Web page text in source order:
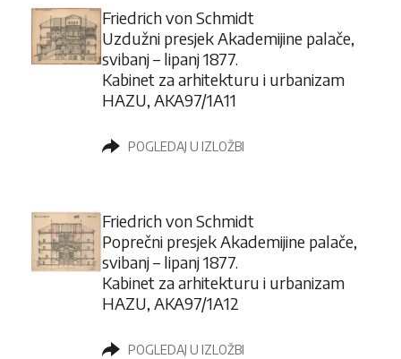
Friedrich von Schmidt
Uzdužni presjek Akademijine palače,
svibanj – lipanj 1877.
Kabinet za arhitekturu i urbanizam
HAZU, AKA97/1A11
POGLEDAJ U IZLOŽBI
Friedrich von Schmidt
Poprečni presjek Akademijine palače,
svibanj – lipanj 1877.
Kabinet za arhitekturu i urbanizam
HAZU, AKA97/1A12
POGLEDAJ U IZLOŽBI